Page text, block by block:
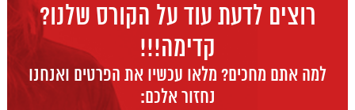
רוצים לדעת עוד על הקורס שלנו?
קדימה!!!
למה אתם מחכים? מלאו עכשיו את הפרטים ואנחנו
נחזור אלכם: